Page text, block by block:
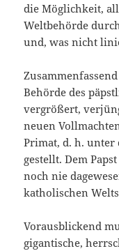
die Möglichkeit,
Weltbehörde
und, was nicht
Behörde des
vergrößert,
neuen
Primat, d. h. unter
gestellt. Dem
noch nie
katholischen
Vorausblickend
gigantische,